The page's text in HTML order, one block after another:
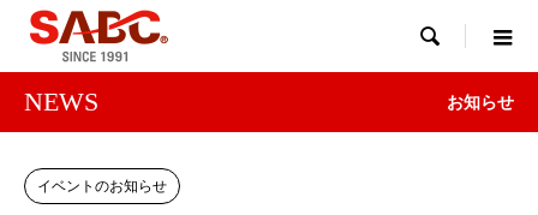

NEWS お知らせ
イベントのお知らせ